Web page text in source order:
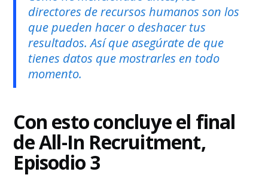
directores de recursos humanos son los
que pueden hacer o deshacer tus
resultados. Así que asegúrate de que
tienes datos que mostrarles en todo
momento.
Con esto concluye el final
de All-In Recruitment,
Episodio 3